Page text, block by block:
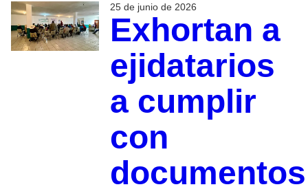
25 de junio de 2026
Exhortan a
ejidatarios
a cumplir
con
documentos